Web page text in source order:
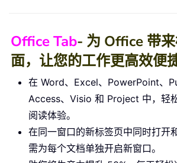
Office Tab- 为 Office 带
面，让您的工作更高效便
在 Word、Excel、PowerPoint、
Access、Visio 和 Project 中，轻
阅读体验。
在同一窗口的新标签页中同时打开
需为每个文档单独开启新窗口。